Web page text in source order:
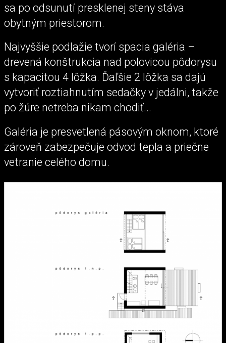
sa po odsunutí presklenej steny stáva
obytným priestorom.
Najvyššie podlažie tvorí spacia galéria –
drevená konštrukcia nad polovicou pôdorysu
s kapacitou 4 lôžka. Ďaľšie 2 lôžka sa dajú
vytvoriť roztiahnutím sedačky v jedálni, takže
po žúre netreba nikam chodiť...
Galéria je presvetlená pásovým oknom, ktoré
zároveň zabezpečuje odvod tepla a priečne
vetranie celého domu.